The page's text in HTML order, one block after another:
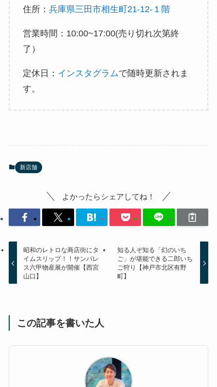
住所： 兵庫県三田市相生町21-12-１階
営業時間：10:00~17:00(売り切れ次第終
了）
定休日： インスタグラムで随時更新されま
す。
新店舗
よかったらシェアしてね！
昭和のレトロな商店街にタ
イムスリップ！！サンパレ
ス六甲物産展が開催【西宮
山口】
知る人ぞ知る「幻のいち
ご」が堪能できる二郎いち
ご狩り【神戸市北区有野
町】
この記事を書いた人